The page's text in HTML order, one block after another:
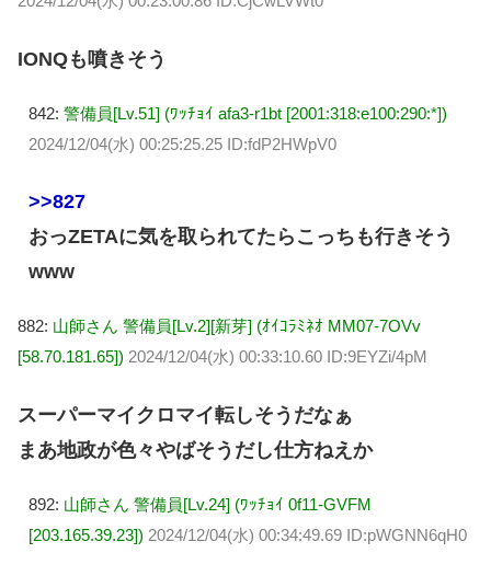
IONQも噴きそう
842: 警備員[Lv.51] (ﾜｯﾁｮｲ afa3-r1bt [2001:318:e100:290:*])
2024/12/04(水) 00:25:25.25 ID:fdP2HWpV0
>>827
おっZETAに気を取られてたらこっちも行きそう
www
882: 山師さん 警備員[Lv.2][新芽] (ｵｲｺﾗﾐﾈｵ MM07-7OVv
[58.70.181.65]) 2024/12/04(水) 00:33:10.60 ID:9EYZi/4pM
スーパーマイクロマイ転しそうだなぁ
まあ地政が色々やばそうだし仕方ねえか
892: 山師さん 警備員[Lv.24] (ﾜｯﾁｮｲ 0f11-GVFM
[203.165.39.23]) 2024/12/04(水) 00:34:49.69 ID:pWGNN6qH0